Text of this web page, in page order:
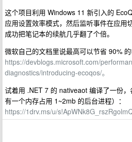
这个项目利用 Windows 11 新引入的
应用设置效率模式，然后监听事件在应用
成功把笔记本的续航几乎翻了个倍。
微软自己的文档里说最高可以节省 90% 的
https://devblogs.microsoft.com/
diagnostics/introducing-ecoqos/。
试着用 .NET 7 的 nativeaot 编译了一份
有一个内存占用 1~2mb 的后台进程）：
https://1drv.ms/u/